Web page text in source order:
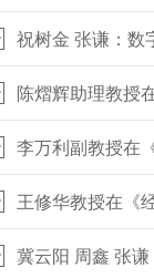
祝树金 张谦：数
陈熠辉助理教授
李万利副教授在
王修华教授在《
冀云阳 周鑫 张